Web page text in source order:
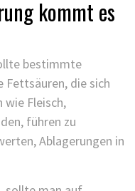
kommt es
bestimmte
die sich
Fleisch,
führen zu
Ablagerungen in